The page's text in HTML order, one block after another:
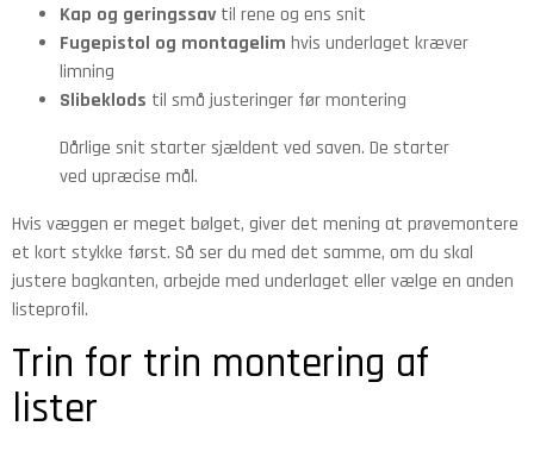
Kap og geringssav til rene og ens snit
Fugepistol og montagelim hvis underlaget kræver
limning
Slibeklods til små justeringer før montering
Dårlige snit starter sjældent ved saven. De starter
ved upræcise mål.
Hvis væggen er meget bølget, giver det mening at prøvemontere
et kort stykke først. Så ser du med det samme, om du skal
justere bagkanten, arbejde med underlaget eller vælge en anden
listeprofil.
Trin for trin montering af
lister